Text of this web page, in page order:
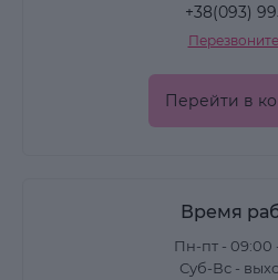
+38(093)
Перейти в
Время
Пн-пт - 09:00
Суб-Вс -